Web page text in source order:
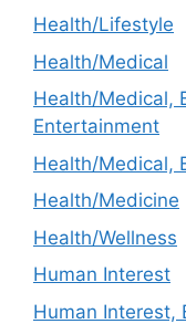
Health/Lifestyle
Health/Medical
Health/Medical,
Entertainment
Health/Medical,
Health/Medicine
Health/Wellness
Human Interest
Human Interest,